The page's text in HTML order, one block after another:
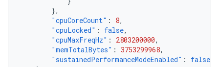
},
"cpuCoreCount" : 8,
"cpuLocked" : false,
"cpuMaxFreqHz" : 2803200000,
"memTotalBytes" : 3753299968,
"sustainedPerformanceModeEnabled" :
false